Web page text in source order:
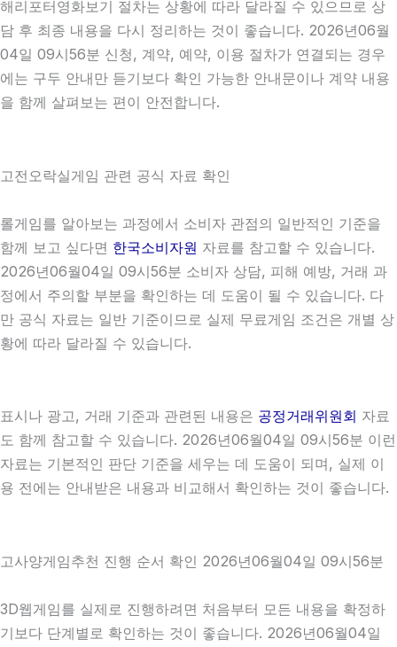
해리포터영화보기 절차는 상황에 따라 달라질 수 있으므로 상
담 후 최종 내용을 다시 정리하는 것이 좋습니다. 2026년06월
04일 09시56분 신청, 계약, 예약, 이용 절차가 연결되는 경우
에는 구두 안내만 듣기보다 확인 가능한 안내문이나 계약 내용
을 함께 살펴보는 편이 안전합니다.
고전오락실게임 관련 공식 자료 확인
롤게임를 알아보는 과정에서 소비자 관점의 일반적인 기준을
함께 보고 싶다면 한국소비자원 자료를 참고할 수 있습니다.
2026년06월04일 09시56분 소비자 상담, 피해 예방, 거래 과
정에서 주의할 부분을 확인하는 데 도움이 될 수 있습니다. 다
만 공식 자료는 일반 기준이므로 실제 무료게임 조건은 개별 상
황에 따라 달라질 수 있습니다.
표시나 광고, 거래 기준과 관련된 내용은 공정거래위원회 자료
도 함께 참고할 수 있습니다. 2026년06월04일 09시56분 이런
자료는 기본적인 판단 기준을 세우는 데 도움이 되며, 실제 이
용 전에는 안내받은 내용과 비교해서 확인하는 것이 좋습니다.
고사양게임추천 진행 순서 확인 2026년06월04일 09시56분
3D웹게임를 실제로 진행하려면 처음부터 모든 내용을 확정하
기보다 단계별로 확인하는 것이 좋습니다. 2026년06월04일